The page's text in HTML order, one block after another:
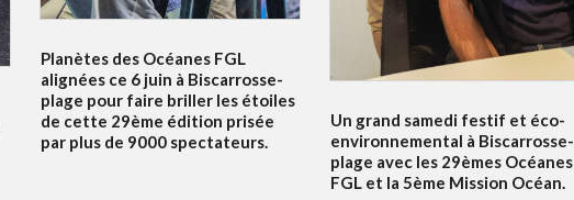
Planètes des Océanes FGL
alignées ce 6 juin à Biscarrosse-
plage pour faire briller les étoiles
de cette 29ème édition prisée
par plus de 9000 spectateurs.
Un grand samedi festif et éco-
environnemental à Biscarrosse-
plage avec les 29èmes Océanes
FGL et la 5ème Mission Océan.